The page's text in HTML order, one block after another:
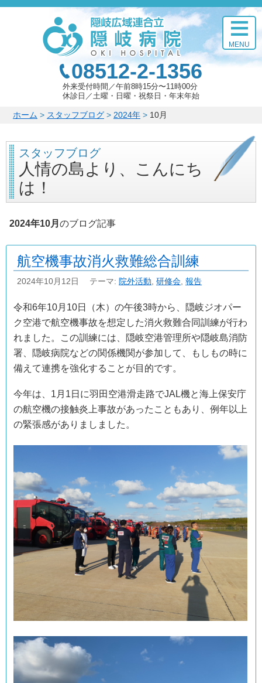
このページの本文へ
08512-2-1356
外来受付時間
午前8時15分〜11時00分
休診日
土曜・日曜・祝祭日・年末年始
MENU
こ
ペ
ー
ジ
の
位
置:
ホーム > スタッフブログ > 2024年 > 10月
スタッフブログ
人情の島より、こんにち
は！
2024年10月 のブログ記事
航空機事故消火救難総合訓練
2024年10月12日 テーマ: 院外活動 研修会 報告
令和6年10月10日（木）の午後3時から、隠岐ジオパー
ク空港で航空機事故を想定した消火救難合同訓練が行わ
れました。この訓練には、隠岐空港管理所や隠岐島消防
署、隠岐病院などの関係機関が参加して、もしもの時に
備えて連携を強化することが目的です。
今年は、1月1日に羽田空港滑走路でJAL機と海上保安庁
の航空機の接触炎上事故があったこともあり、例年以上
の緊張感がありましました。